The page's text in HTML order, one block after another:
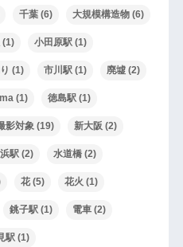
千葉(6) 大規模構造物(6)
(1) 小田原駅(1)
(1) 市川駅(1) 廃墟(2)
(1) 徳島駅(1)
影対象(19) 新大阪 (2)
駅(2) 水道橋(2)
花(5) 花火 (1)
銚子駅(1) 電車(2)
駅(1)